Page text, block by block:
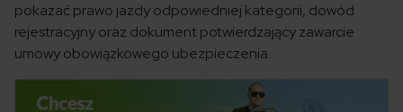
pokazać prawo jazdy odpowiedniej kategorii, dowód
rejestracyjny oraz dokument potwierdzający zawarcie
umowy obowiązkowego ubezpieczenia.